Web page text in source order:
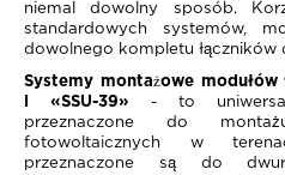
niemal dowolny sposób.
standardowych systemów,
dowolnego kompletu łączników
Systemy montażowe
i «SSU-39» - to
przeznaczone do
fotowoltaicznych w
przeznaczone są do